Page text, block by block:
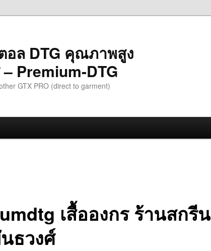
อล DTG คุณภาพสูง
Premium-DTG
GTX PRO (direct to garment)
เสื้อองกร ร้านสกรีน
ธวงศ์